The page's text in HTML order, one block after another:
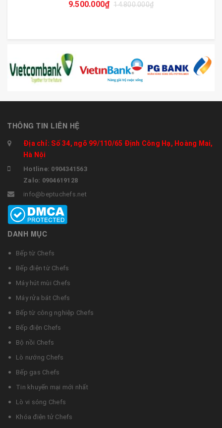
9.500.000₫ 14.800.000₫
THÔNG TIN LIÊN HỆ
Địa chỉ: Số 34, ngõ 99/110/65 Định Công Hạ, Hoàng Mai,
Hà Nội
Hotline: 0904341563
Zalo: 0904619128
info@beptuchefs.net
DANH MỤC
Bếp từ Chefs
Bếp điện từ Chefs
Máy hút mùi Chefs
Máy rửa bát Chefs
Bếp từ công nghiệp Chefs
Bếp điện Chefs
Bộ nồi Chefs
Lò nướng Chefs
Bếp gas Chefs
Tin khuyến mại mới nhất
Lò vi sóng Chefs
Khóa điện tử Chefs